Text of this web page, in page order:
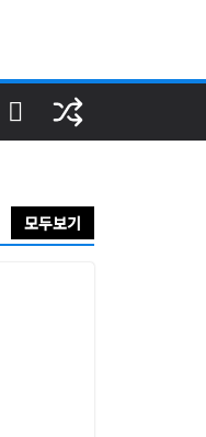
모두보기